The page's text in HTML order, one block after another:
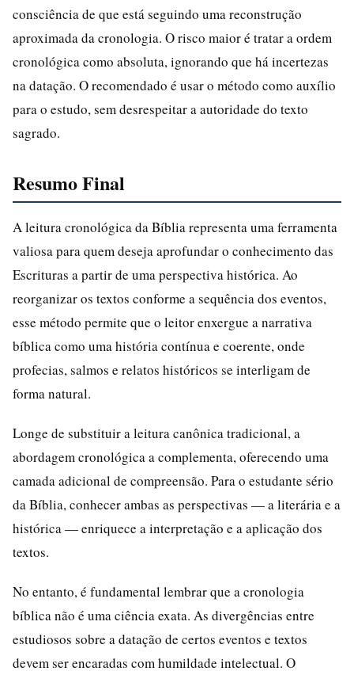
consciência de que está seguindo uma reconstrução
aproximada da cronologia. O risco maior é tratar a ordem
cronológica como absoluta, ignorando que há incertezas
na datação. O recomendado é usar o método como auxílio
para o estudo, sem desrespeitar a autoridade do texto
sagrado.
Resumo Final
A leitura cronológica da Bíblia representa uma ferramenta
valiosa para quem deseja aprofundar o conhecimento das
Escrituras a partir de uma perspectiva histórica. Ao
reorganizar os textos conforme a sequência dos eventos,
esse método permite que o leitor enxergue a narrativa
bíblica como uma história contínua e coerente, onde
profecias, salmos e relatos históricos se interligam de
forma natural.
Longe de substituir a leitura canônica tradicional, a
abordagem cronológica a complementa, oferecendo uma
camada adicional de compreensão. Para o estudante sério
da Bíblia, conhecer ambas as perspectivas — a literária e a
histórica — enriquece a interpretação e a aplicação dos
textos.
No entanto, é fundamental lembrar que a cronologia
bíblica não é uma ciência exata. As divergências entre
estudiosos sobre a datação de certos eventos e textos
devem ser encaradas com humildade intelectual. O